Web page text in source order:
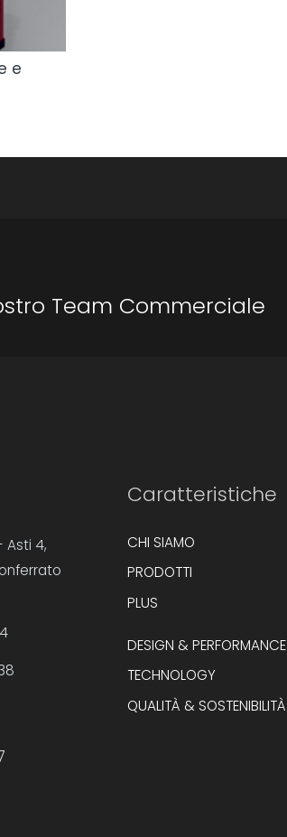
e
Team Commerciale
Asti 4,
Caratteristiche
CHI SIAMO
PRODOTTI
PLUS
DESIGN & PERFORMANCE
TECHNOLOGY
QUALITÀ & SOSTENIBILITÀ